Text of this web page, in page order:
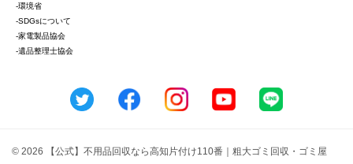
-環境省
-SDGsについて
-家電製品協会
-遺品整理士協会
© 2026 【公式】不用品回収なら高知片付け110番｜粗大ゴミ回収・ゴミ屋